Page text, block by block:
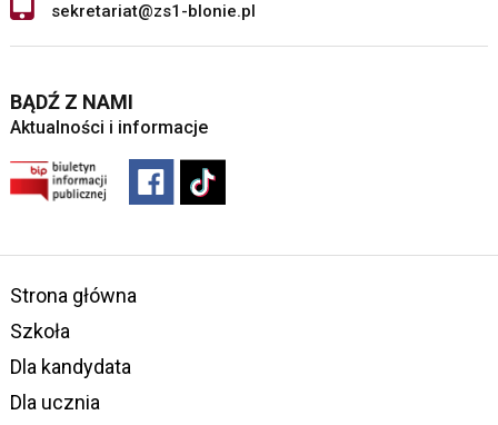
sekretariat@zs1-blonie.pl
BĄDŹ Z NAMI
Aktualności i informacje
Strona główna
Szkoła
Dla kandydata
Dla ucznia